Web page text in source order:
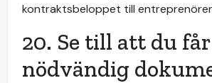
kontraktsbeloppet till
20. Se till att du
nödvändig